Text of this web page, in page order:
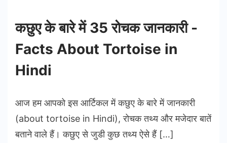
कछुए के बारे में 35 रोचक जानकारी -
Facts About Tortoise in
Hindi
आज हम आपको इस आर्टिकल में कछुए के बारे में जानकारी
(about tortoise in Hindi), रोचक तथ्य और मजेदार बातें
बताने वाले हैं। कछुए से जुडी कुछ तथ्य ऐसे हैं […]